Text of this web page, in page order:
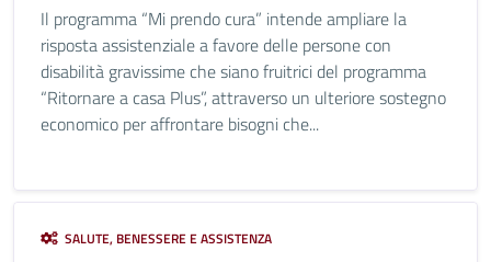
Il programma “Mi prendo cura” intende ampliare la
risposta assistenziale a favore delle persone con
disabilità gravissime che siano fruitrici del programma
“Ritornare a casa Plus”, attraverso un ulteriore sostegno
economico per affrontare bisogni che...
SALUTE, BENESSERE E ASSISTENZA